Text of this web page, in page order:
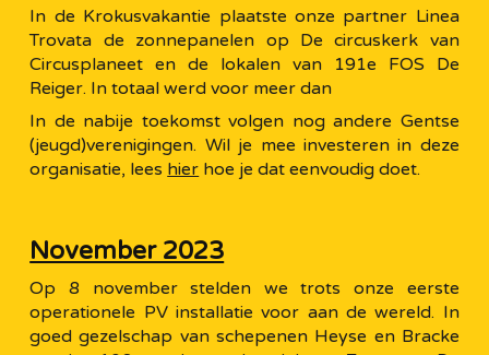
In de Krokusvakantie plaatste onze partner Linea
Trovata de zonnepanelen op De circuskerk van
Circusplaneet en de lokalen van 191e FOS De
Reiger. In totaal werd voor meer dan
In de nabije toekomst volgen nog andere Gentse
(jeugd)verenigingen. Wil je mee investeren in deze
organisatie, lees hier hoe je dat eenvoudig doet.
November 2023
Op 8 november stelden we trots onze eerste
operationele PV installatie voor aan de wereld. In
goed gezelschap van schepenen Heyse en Bracke